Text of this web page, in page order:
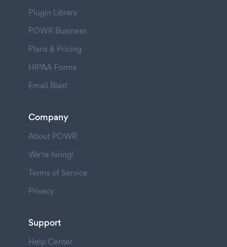
Plugin Library
POWR Business
Plans & Pricing
HIPAA Forms
Email Blast
Company
About POWR
We're hiring!
Terms of Service
Privacy
Support
Help Center